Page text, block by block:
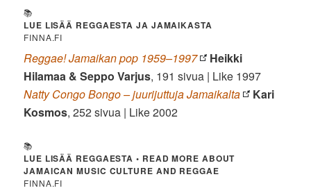
📚
LUE LISÄÄ REGGAESTA JA JAMAIKASTA
FINNA.FI
Reggae! Jamaikan pop 1959–1997
Heikki
Hilamaa & Seppo Varjus, 191 sivua | Like 1997
Natty Congo Bongo – juurijuttuja Jamaikalta
Kari
Kosmos, 252 sivua | Like 2002
📚
LUE LISÄÄ REGGAESTA • READ MORE ABOUT
JAMAICAN MUSIC CULTURE AND REGGAE
FINNA.FI